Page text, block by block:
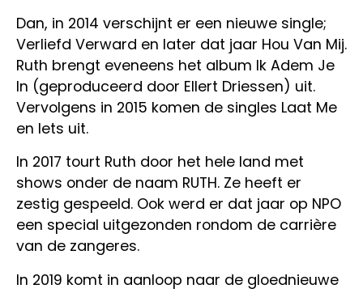
Dan, in 2014 verschijnt er een nieuwe single;
Verliefd Verward en later dat jaar Hou Van Mij.
Ruth brengt eveneens het album Ik Adem Je
In (geproduceerd door Ellert Driessen) uit.
Vervolgens in 2015 komen de singles Laat Me
en Iets uit.
In 2017 tourt Ruth door het hele land met
shows onder de naam RUTH. Ze heeft er
zestig gespeeld. Ook werd er dat jaar op NPO
een special uitgezonden rondom de carrière
van de zangeres.
In 2019 komt in aanloop naar de gloednieuwe